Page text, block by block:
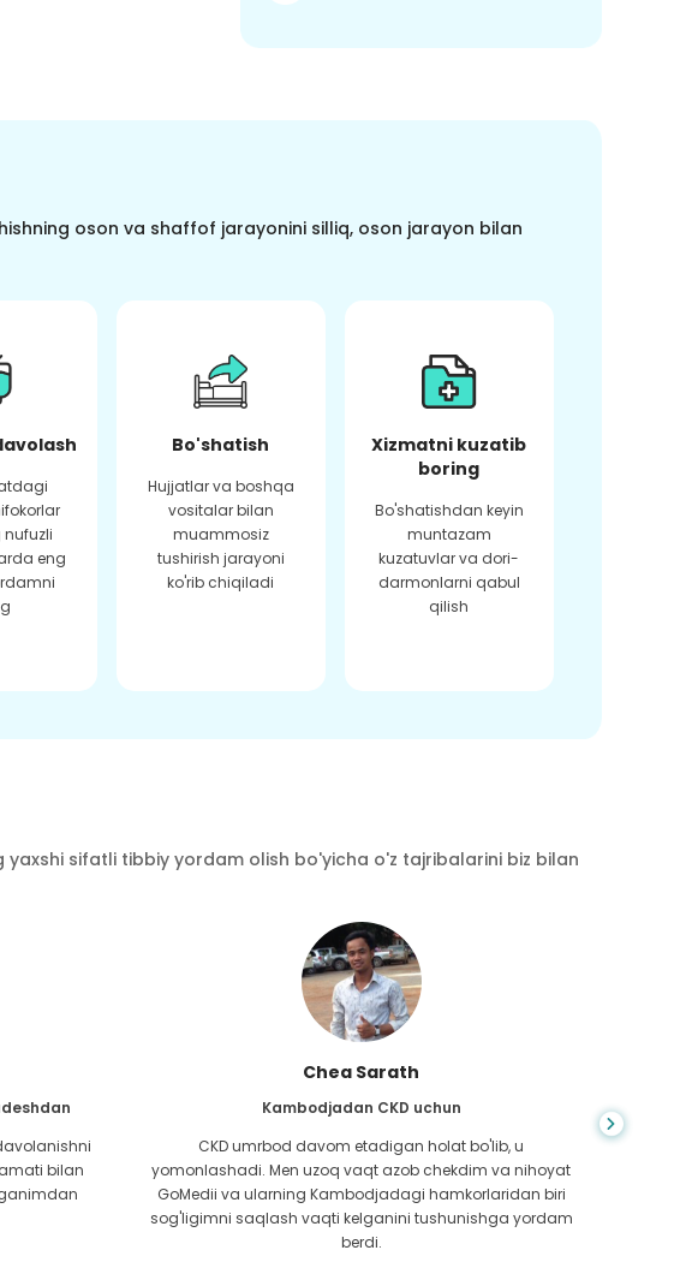
oson va shaffof jarayonini silliq, oson jarayon bilan
eng
Bo'shatish
Hujjatlar va boshqa
vositalar bilan
muammosiz
tushirish jarayoni
ko'rib chiqiladi
Xizmatni kuzatib
boring
Bo'shatishdan keyin
muntazam
kuzatuvlar va dori-
darmonlarni qabul
qilish
sifatli tibbiy yordam olish bo'yicha o'z tajribalarini biz bilan
bilan
Chea Sarath
Kambodjadan CKD uchun
CKD umrbod davom etadigan holat bo'lib, u
yomonlashadi. Men uzoq vaqt azob chekdim va nihoyat
GoMedii va ularning Kambodjadagi hamkorlaridan biri
sog'ligimni saqlash vaqti kelganini tushunishga yordam
berdi.